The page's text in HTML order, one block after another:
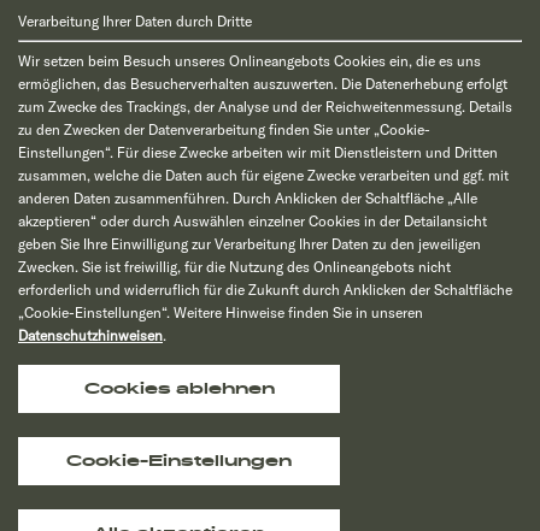
Verarbeitung Ihrer Daten durch Dritte
Wir setzen beim Besuch unseres Onlineangebots Cookies ein, die es uns
ermöglichen, das Besucherverhalten auszuwerten. Die Datenerhebung erfolgt
zum Zwecke des Trackings, der Analyse und der Reichweitenmessung. Details
zu den Zwecken der Datenverarbeitung finden Sie unter „Cookie-
Einstellungen“. Für diese Zwecke arbeiten wir mit Dienstleistern und Dritten
zusammen, welche die Daten auch für eigene Zwecke verarbeiten und ggf. mit
anderen Daten zusammenführen. Durch Anklicken der Schaltfläche „Alle
akzeptieren“ oder durch Auswählen einzelner Cookies in der Detailansicht
geben Sie Ihre Einwilligung zur Verarbeitung Ihrer Daten zu den jeweiligen
Zwecken. Sie ist freiwillig, für die Nutzung des Onlineangebots nicht
erforderlich und widerruflich für die Zukunft durch Anklicken der Schaltfläche
„Cookie-Einstellungen“. Weitere Hinweise finden Sie in unseren
Datenschutzhinweisen.
Cookies ablehnen
Cookie-Einstellungen